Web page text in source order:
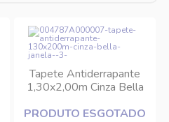
Tapete Antiderrapante
1,30x2,00m Cinza Bella
PRODUTO ESGOTADO